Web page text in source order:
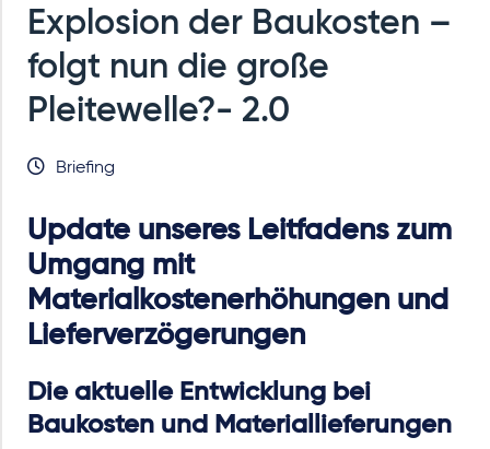
Explosion der Baukosten –
folgt nun die große
Pleitewelle?- 2.0
Briefing
Update unseres Leitfadens zum
Umgang mit
Materialkostenerhöhungen und
Lieferverzögerungen
Die aktuelle Entwicklung bei
Baukosten und Materiallieferungen